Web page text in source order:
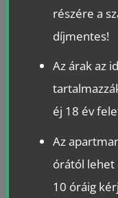
részére a
díjmentes!
Az árak az
éj 18 év
Az
órától lehet
10 óráig